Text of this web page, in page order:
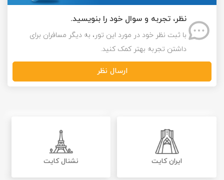
نظر، تجربه و سوال خود را بنویسید.
با ثبت نظر خود در مورد این تور، به دیگر مسافران برای
داشتن تجربه بهتر کمک کنید.
ارسال نظر
ایران کایت نشنال کایت